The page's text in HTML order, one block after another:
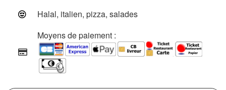
Halal, italien, pizza, salades
Moyens de paiement :